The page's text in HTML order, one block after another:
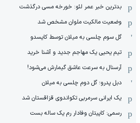
بدترین خبر عمر لئو: خورخه مسی درگذشت
وضعیت مالکیت ملوان مشخص شد
گل سوم چلسی به میلان توسط کایسدو
تیم یحیی یک مهاجم جدید و آشنا خرید
آرسنال به سرعت عاشق گیمارش می‌شود!
دبل پدرو؛ گل دوم چلسی به میلان
یک ایرانی سرمربی تکواندوی قزاقستان شد
رسمی: کاپیتان وفادار رم یک ساله بست